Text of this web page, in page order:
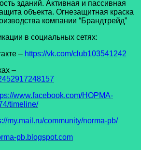
зданий. Активная и пассивная
объекта. Огнезащитная краска
компании “Брандтрейд”
в социальных сетях:
– https://vk.com/club103541242
–
www.facebook.com/НОРМА-
timeline/
my.mail.ru/community/norma-pb/
pb.blogspot.com